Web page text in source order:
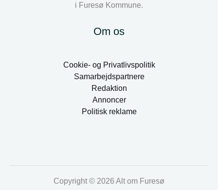
i Furesø Kommune.
Om os
Cookie- og Privatlivspolitik
Samarbejdspartnere
Redaktion
Annoncer
Politisk reklame
Copyright © 2026 Alt om Furesø